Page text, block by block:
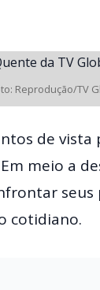
Reprodução/TV
de vista
meio a
cotidiano.